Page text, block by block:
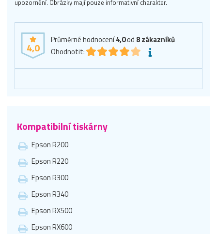
upozornění. Obrázky mají pouze informativní charakter.
4,0
Průměrné hodnocení4,0od 8zákazníků
Ohodnotit:
Kompatibilní tiskárny
Epson R200
Epson R220
Epson R300
Epson R340
Epson RX500
Epson RX600